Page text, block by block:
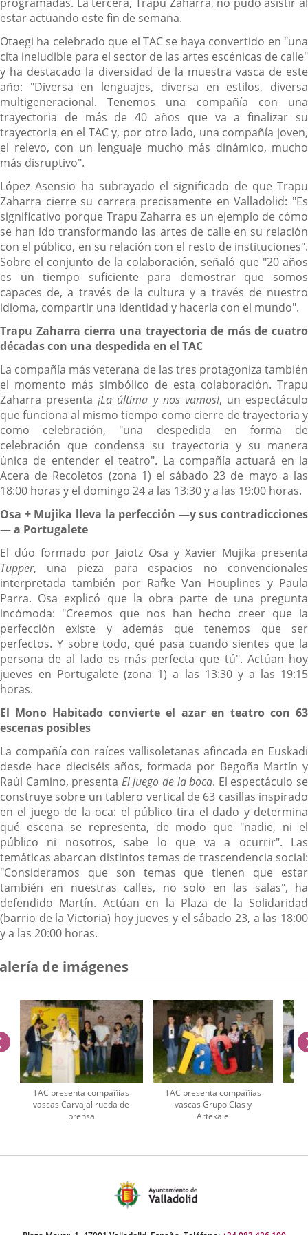
estar actuando este fin de semana.
Otaegi ha celebrado que el TAC se haya convertido en "una
cita ineludible para el sector de las artes escénicas de calle"
y ha destacado la diversidad de la muestra vasca de este
año: "Diversa en lenguajes, diversa en estilos, diversa
multigeneracional. Tenemos una compañía con una
trayectoria de más de 40 años que va a finalizar su
trayectoria en el TAC y, por otro lado, una compañía joven,
el relevo, con un lenguaje mucho más dinámico, mucho
más disruptivo".
López Asensio ha subrayado el significado de que Trapu
Zaharra cierre su carrera precisamente en Valladolid: "Es
significativo porque Trapu Zaharra es un ejemplo de cómo
se han ido transformando las artes de calle en su relación
con el público, en su relación con el resto de instituciones".
Sobre el conjunto de la colaboración, señaló que "20 años
es un tiempo suficiente para demostrar que somos
capaces de, a través de la cultura y a través de nuestro
idioma, compartir una identidad y hacerla con el mundo".
Trapu Zaharra cierra una trayectoria de más de cuatro
décadas con una despedida en el TAC
La compañía más veterana de las tres protagoniza también
el momento más simbólico de esta colaboración. Trapu
Zaharra presenta¡La última y nos vamos!, un espectáculo
que funciona al mismo tiempo como cierre de trayectoria y
como celebración, "una despedida en forma de
celebración que condensa su trayectoria y su manera
única de entender el teatro". La compañía actuará en la
Acera de Recoletos (zona 1) el sábado 23 de mayo a las
18:00 horas y el domingo 24 a las 13:30 y a las 19:00 horas.
Osa + Mujika lleva la perfección —y sus contradicciones
— a Portugalete
El dúo formado por Jaiotz Osa y Xavier Mujika presenta
Tupper, una pieza para espacios no convencionales
interpretada también por Rafke Van Houplines y Paula
Parra. Osa explicó que la obra parte de una pregunta
incómoda: "Creemos que nos han hecho creer que la
perfección existe y además que tenemos que ser
perfectos. Y sobre todo, qué pasa cuando sientes que la
persona de al lado es más perfecta que tú". Actúan hoy
jueves en Portugalete (zona 1) a las 13:30 y a las 19:15
horas.
El Mono Habitado convierte el azar en teatro con 63
escenas posibles
La compañía con raíces vallisoletanas afincada en Euskadi
desde hace dieciséis años, formada por Begoña Martín y
Raúl Camino, presenta El juego de la boca. El espectáculo se
construye sobre un tablero vertical de 63 casillas inspirado
en el juego de la oca: el público tira el dado y determina
qué escena se representa, de modo que "nadie, ni el
público ni nosotros, sabe lo que va a ocurrir". Las
temáticas abarcan distintos temas de trascendencia social:
"Consideramos que son temas que tienen que estar
también en nuestras calles, no solo en las salas", ha
defendido Martín. Actúan en la Plaza de la Solidaridad
(barrio de la Victoria) hoy jueves y el sábado 23, a las 18:00
y a las 20:00 horas.
de imágenes
TAC presenta compañías
vascas Carvajal rueda de
prensa
TAC presenta compañías
vascas Grupo Cias y
Artekale
anterior